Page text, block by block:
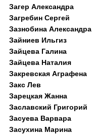
Загер Александра
Загребин Сергей
Зазнобина Александра
Зайниев Ильгиз
Зайцева Галина
Зайцева Наталия
Закревская Аграфена
Закс Лев
Зарецкая Жанна
Заславский Григорий
Засуева Варвара
Засухина Марина